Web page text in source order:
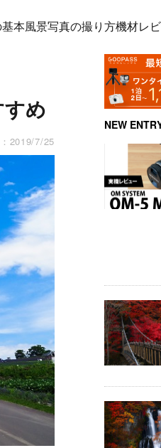
本風景写真の撮り方機材レ
め
2019/7/25
NEW